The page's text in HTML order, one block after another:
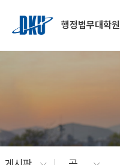
행정법무대학원